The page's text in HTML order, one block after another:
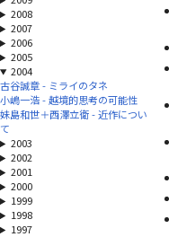
2008
2007
2006
2005
2004
古谷誠章 - ミライのタネ
小嶋一浩 - 越境的思考の可能性
妹島和世＋西澤立衛 - 近作につい
て
2003
2002
2001
2000
1999
1998
1997